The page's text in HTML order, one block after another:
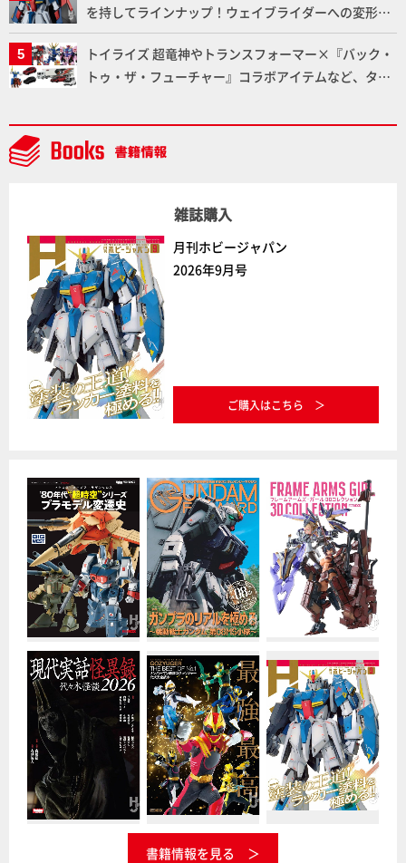
を持してラインナップ！ウェイブライダーへの変形、
劇中どおりのプロポーションを再現【機動戦士Zガン
ダム】
トイライズ 超竜神やトランスフォーマー×『バック・
トゥ・ザ・フューチャー』コラボアイテムなど、タカ
NEWITEM】
雑誌購入
月刊ホビージャパン
2026年9月号
ご購入はこちら
書籍情報を見る